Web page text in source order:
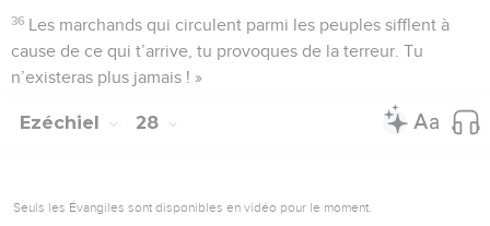
36 Les marchands qui circulent parmi les peuples sifflent à
cause de ce qui t’arrive, tu provoques de la terreur. Tu
n’existeras plus jamais ! »
Ezéchiel 28
Seuls les Évangiles sont disponibles en vidéo pour le moment.